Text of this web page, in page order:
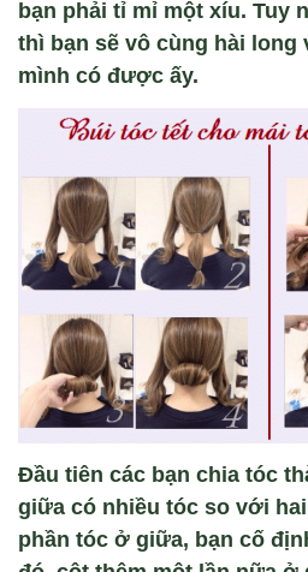
bạn phải tỉ mỉ một xíu. Tuy
thì bạn sẽ vô cùng hài long
mình có được ấy.
Đầu tiên các bạn chia tóc
giữa có nhiều tóc so với
phần tóc ở giữa, bạn cố